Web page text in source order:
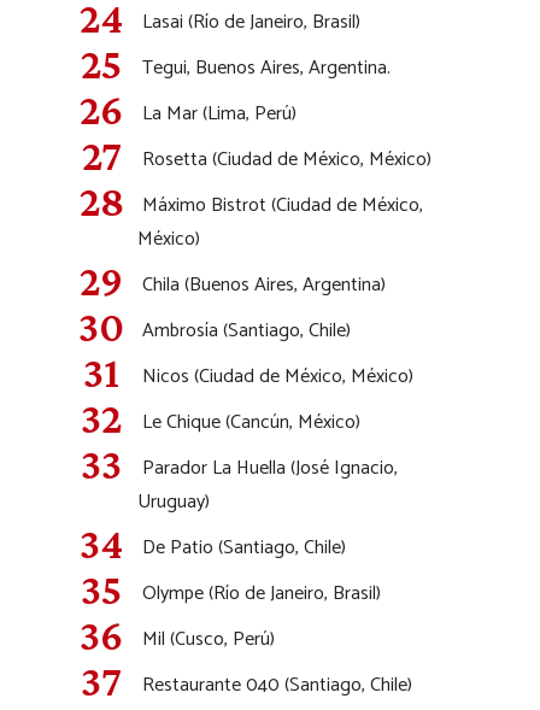
Lasai (Río de Janeiro, Brasil)
Tegui, Buenos Aires, Argentina.
La Mar (Lima, Perú)
Rosetta (Ciudad de México, México)
Máximo Bistrot (Ciudad de México,
México)
Chila (Buenos Aires, Argentina)
Ambrosía (Santiago, Chile)
Nicos (Ciudad de México, México)
Le Chique (Cancún, México)
Parador La Huella (José Ignacio,
Uruguay)
De Patio (Santiago, Chile)
Olympe (Río de Janeiro, Brasil)
Mil (Cusco, Perú)
Restaurante 040 (Santiago, Chile)